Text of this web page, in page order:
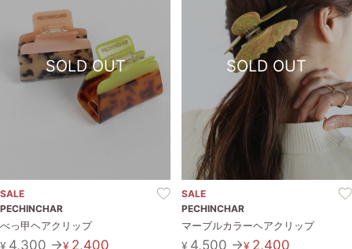
SOLD OUT
SALE
PECHINCHAR
べっ甲ヘアクリップ
¥4,300 →¥2,400
SOLD OUT
SALE
PECHINCHAR
マーブルカラーヘアクリップ
¥4,500 →¥2,400